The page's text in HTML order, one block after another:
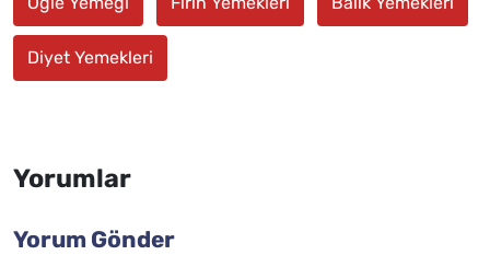
Diyet Yemekleri
Yorumlar
Yorum Gönder